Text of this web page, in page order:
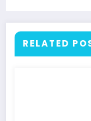
RELATED